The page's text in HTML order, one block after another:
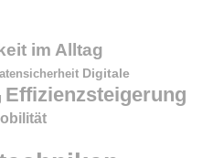
im Alltag
Digitale
Effizienzsteigerung